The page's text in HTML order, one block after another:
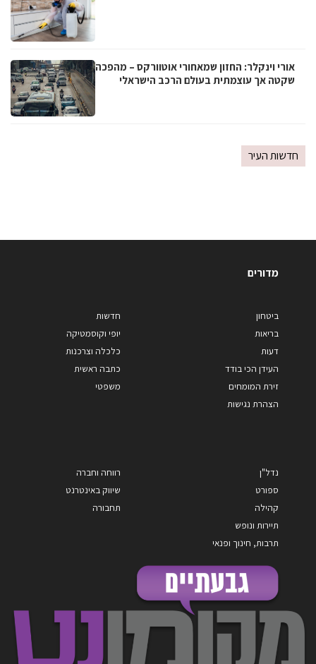
אורי וינקלר: החזון שמאחורי אוטוורקס – מהפכה
שקטה אך עוצמתית בעולם הרכב הישראלי
חדשות העיר
מדורים
ביטחון
בריאות
דעות
העידן הכי בודד
זירת המומחים
הצהרת נגישות
חדשות
יופי וקוסמטיקה
כלכלה וצרכנות
כתבה ראשית
משפטי
נדל"ן
ספורט
קהילה
תיירות ונופש
תרבות, חינוך ופנאי
רווחה וחברה
שיווק באינטרנט
תחבורה